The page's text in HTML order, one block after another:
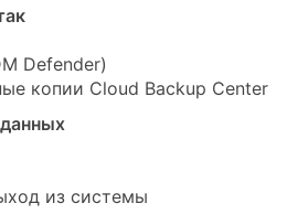
Defender)
копии Cloud Backup Center
из системы